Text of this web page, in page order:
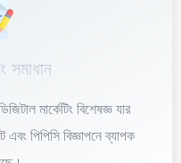
সমাধান
মার্কেটিং বিশেষজ্ঞ যার
পিপিসি বিজ্ঞাপনে ব্যাপক